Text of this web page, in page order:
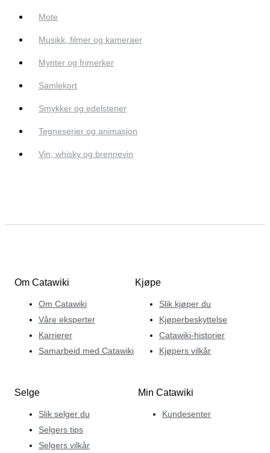
Mote
Musikk, filmer og kameraer
Mynter og frimerker
Samlekort
Smykker og edelstener
Tegneserier og animasjon
Vin, whisky og brennevin
Om Catawiki
Om Catawiki
Våre eksperter
Karrierer
Samarbeid med Catawiki
Kjøpe
Slik kjøper du
Kjøperbeskyttelse
Catawiki-historier
Kjøpers vilkår
Selge
Slik selger du
Selgers tips
Selgers vilkår
Min Catawiki
Kundesenter